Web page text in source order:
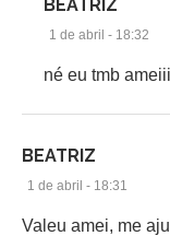
BEATRIZ
1 de abril - 18:32
né eu tmb ameiii
BEATRIZ
1 de abril - 18:31
Valeu amei, me